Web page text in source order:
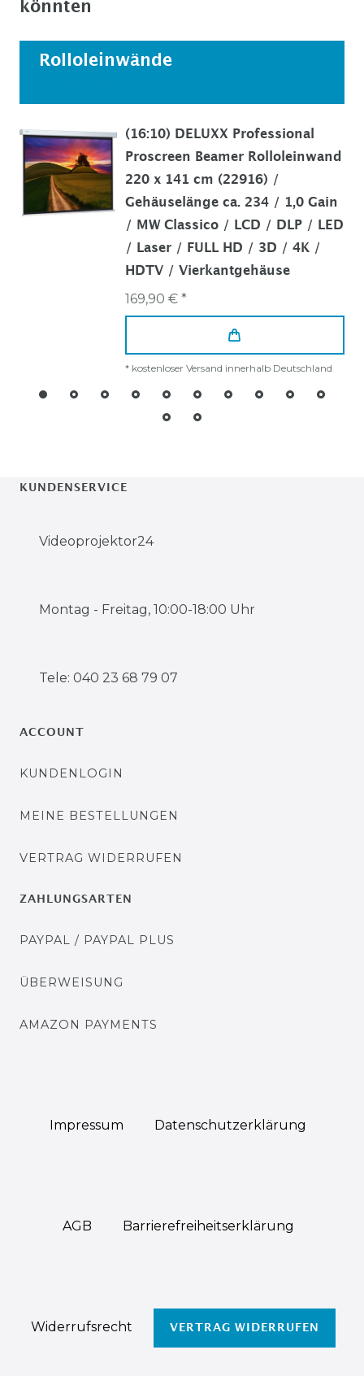
könnten
Rolloleinwände
(16:10) DELUXX Professional
Proscreen Beamer Rolloleinwand
220 x 141 cm (22916) /
Gehäuselänge ca. 234 / 1,0 Gain
/ MW Classico / LCD / DLP / LED
/ Laser / FULL HD / 3D / 4K /
HDTV / Vierkantgehäuse
169,90 € *
* kostenloser Versand innerhalb Deutschland
KUNDENSERVICE
Videoprojektor24
Montag - Freitag, 10:00-18:00 Uhr
Tele: 040 23 68 79 07
ACCOUNT
KUNDENLOGIN
MEINE BESTELLUNGEN
VERTRAG WIDERRUFEN
ZAHLUNGSARTEN
PAYPAL / PAYPAL PLUS
ÜBERWEISUNG
AMAZON PAYMENTS
Impressum Daten­schutz­erklärung
AGB Barrierefreiheitserklärung
Widerrufs­recht VERTRAG WIDERRUFEN